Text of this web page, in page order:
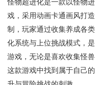
怪物超进化是一款以怪物
戏，采用动画卡通画风打
制，玩家通过收集养成各
化系统与上位挑战模式，
游戏，无论是喜欢收集怪
这款游戏中找到属于自己